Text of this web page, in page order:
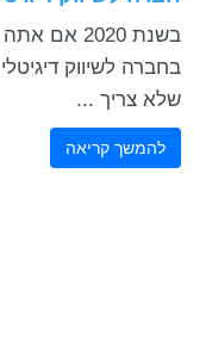
בשנת
בחברה לשיווק
שלא צריך ...
להמשך קריאה